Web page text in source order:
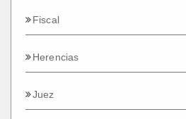
Fiscal
Herencias
Juez